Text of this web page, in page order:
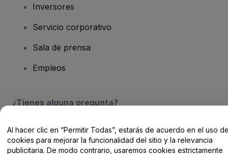
Inversores
Servicio corporativo
Sala de prensa
Empleos
¿Tienes alguna pregunta?
Centro de Ayuda / Contacto
Al hacer clic en “Permitir Todas”, estarás de acuerdo en el uso
cookies para mejorar la funcionalidad del sitio y la relevancia
publicitaria. De modo contrario, usaremos cookies estrictamente